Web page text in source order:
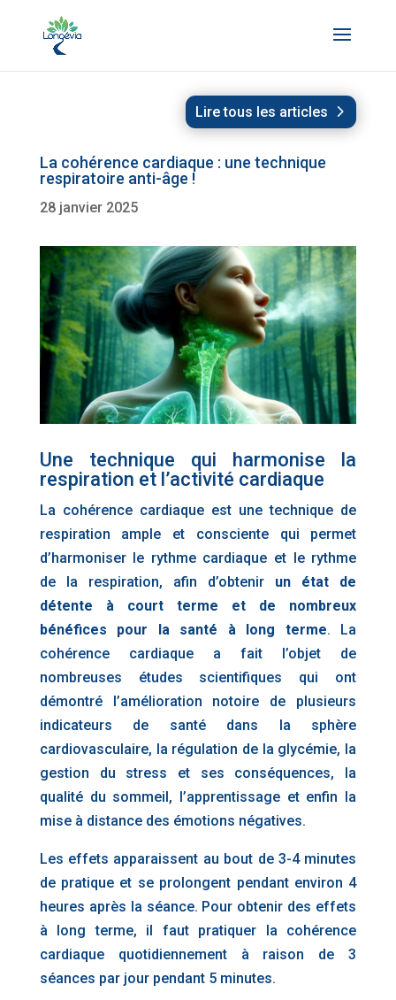
Lire tous les articles
La cohérence cardiaque : une technique
respiratoire anti-âge !
28 janvier 2025
Une technique qui harmonise la
respiration et l’activité cardiaque
La cohérence cardiaque est une technique de
respiration ample et consciente qui permet
d’harmoniser le rythme cardiaque et le rythme
de la respiration, afin d’obtenir un état de
détente à court terme et de nombreux
bénéfices pour la santé à long terme. La
cohérence cardiaque a fait l’objet de
nombreuses études scientifiques qui ont
démontré l’amélioration notoire de plusieurs
indicateurs de santé dans la sphère
cardiovasculaire, la régulation de la glycémie, la
gestion du stress et ses conséquences, la
qualité du sommeil, l’apprentissage et enfin la
mise à distance des émotions négatives.
Les effets apparaissent au bout de 3-4 minutes
de pratique et se prolongent pendant environ 4
heures après la séance. Pour obtenir des effets
à long terme, il faut pratiquer la cohérence
cardiaque quotidiennement à raison de 3
séances par jour pendant 5 minutes.